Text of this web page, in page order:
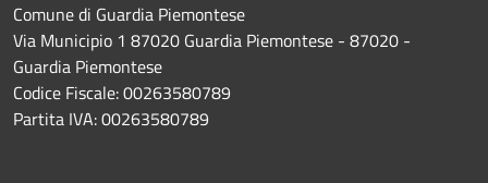
Comune di Guardia Piemontese
Via Municipio 1 87020 Guardia Piemontese - 87020 -
Guardia Piemontese
Codice Fiscale: 00263580789
Partita IVA: 00263580789